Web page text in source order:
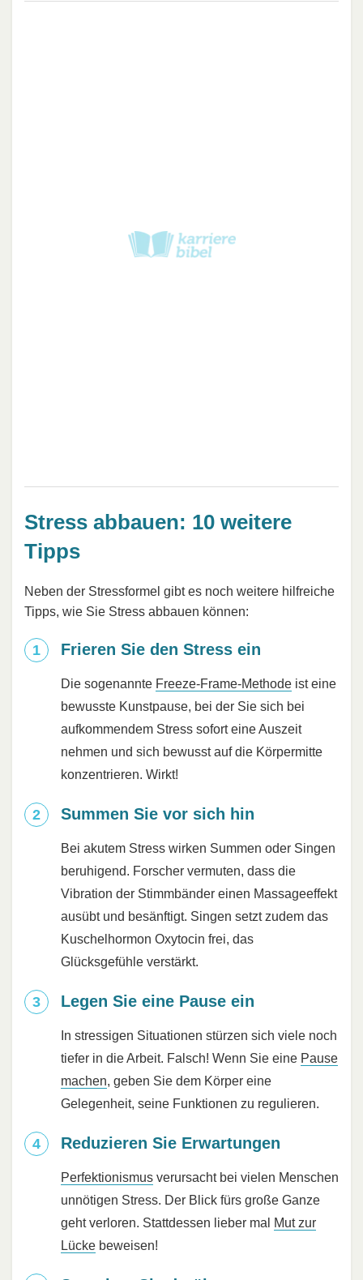
Stress abbauen: 10 weitere
Tipps
Neben der Stressformel gibt es noch weitere hilfreiche
Tipps, wie Sie Stress abbauen können:
Frieren Sie den Stress ein
Die sogenannte Freeze-Frame-Methode ist eine
bewusste Kunstpause, bei der Sie sich bei
aufkommendem Stress sofort eine Auszeit
nehmen und sich bewusst auf die Körpermitte
konzentrieren. Wirkt!
Summen Sie vor sich hin
Bei akutem Stress wirken Summen oder Singen
beruhigend. Forscher vermuten, dass die
Vibration der Stimmbänder einen Massageeffekt
ausübt und besänftigt. Singen setzt zudem das
Kuschelhormon Oxytocin frei, das
Glücksgefühle verstärkt.
Legen Sie eine Pause ein
In stressigen Situationen stürzen sich viele noch
tiefer in die Arbeit. Falsch! Wenn Sie eine Pause
machen, geben Sie dem Körper eine
Gelegenheit, seine Funktionen zu regulieren.
Reduzieren Sie Erwartungen
Perfektionismus verursacht bei vielen Menschen
unnötigen Stress. Der Blick fürs große Ganze
geht verloren. Stattdessen lieber mal Mut zur
Lücke beweisen!